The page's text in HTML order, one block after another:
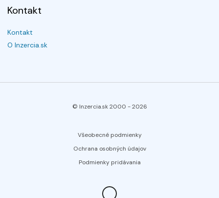
Kontakt
Kontakt
O Inzercia.sk
© Inzercia.sk 2000 -2026
Všeobecné podmienky
Ochrana osobných údajov
Podmienky pridávania